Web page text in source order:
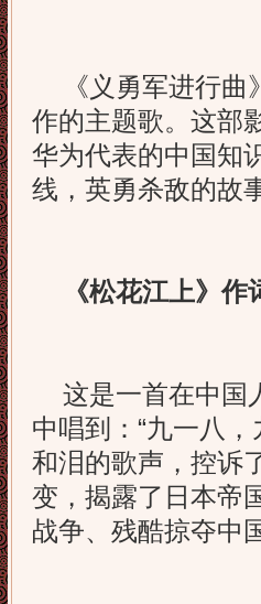
《义勇军进行曲
作的主题歌。这部
华为代表的中国知
线，英勇杀敌的故
《松花江上》作
这是一首在中国
中唱到：“九一八
和泪的歌声，控诉
变，揭露了日本帝
战争、残酷掠夺中